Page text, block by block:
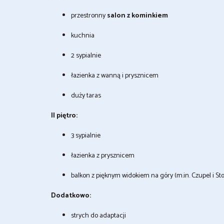
przestronnysalon z kominkiem
kuchnia
2 sypialnie
łazienka z wanną i prysznicem
duży taras
II piętro:
3 sypialnie
łazienka z prysznicem
balkon z pięknym widokiem na góry (m.in. Czupel i
Dodatkowo:
strych do adaptacji